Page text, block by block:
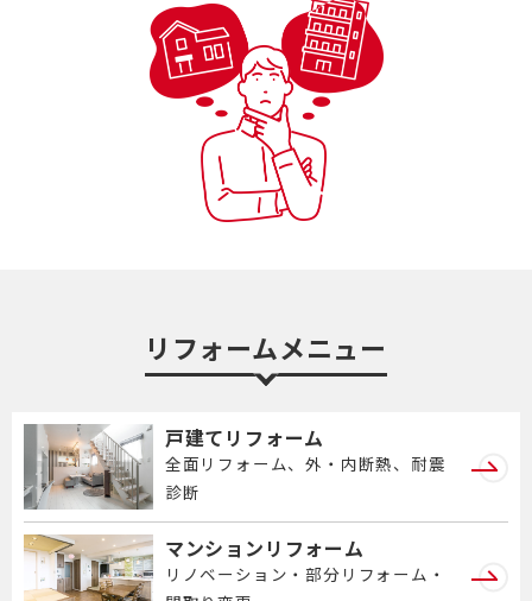
リフォームメニュー
戸建てリフォーム
全面リフォーム、外・内断熱、耐震
診断
マンションリフォーム
リノベーション・部分リフォーム・